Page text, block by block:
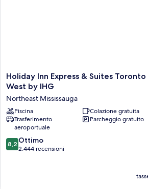
Holiday
Inn
&
Suites
Toronto
Airport
West
by
Holiday Inn Express & Suites
West by IHG
Northeast Mississauga
Piscina
Colazione gratuita
Trasferimento
aeroportuale
Parcheggio gratuito
8.2
su
8,2 Ottimo
2.444 recensioni